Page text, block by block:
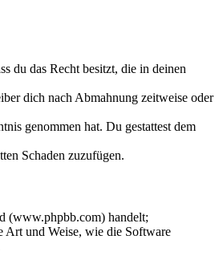
du das Recht besitzt, die in deinen
dich nach Abmahnung zeitweise oder
genommen hat. Du gestattest dem
Schaden zuzufügen.
(www.phpbb.com) handelt;
Art und Weise, wie die Software